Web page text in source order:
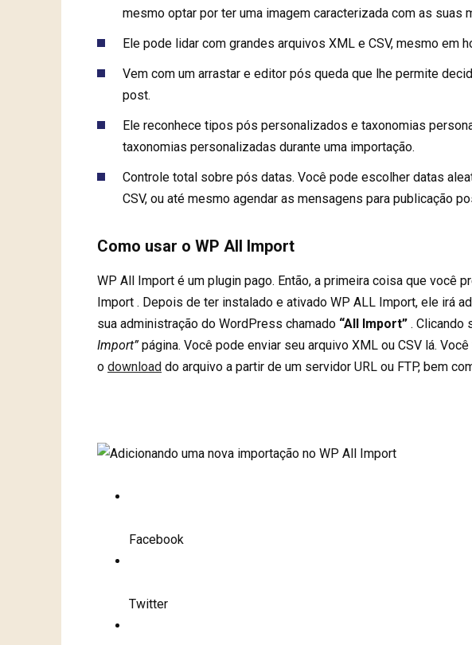
mesmo optar por ter uma imagem caracterizada com as suas
Ele pode lidar com grandes arquivos XML e CSV, mesmo em
Vem com um arrastar e editor pós queda que lhe permite
post.
Ele reconhece tipos pós personalizados e taxonomias
taxonomias personalizadas durante uma importação.
Controle total sobre pós datas. Você pode escolher datas
CSV, ou até mesmo agendar as mensagens para publicação
Como usar o WP All Import
WP All Import é um plugin pago. Então, a primeira coisa que você
Import . Depois de ter instalado e ativado WP ALL Import, ele irá
sua administração do WordPress chamado “All Import” . Clicando
Import” página. Você pode enviar seu arquivo XML ou CSV lá.
o download do arquivo a partir de um servidor URL ou FTP, bem
Facebook
Twitter